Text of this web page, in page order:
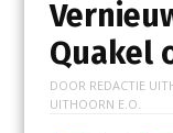
Quakel
DOOR REDACTIE
UITHOORN E.O.